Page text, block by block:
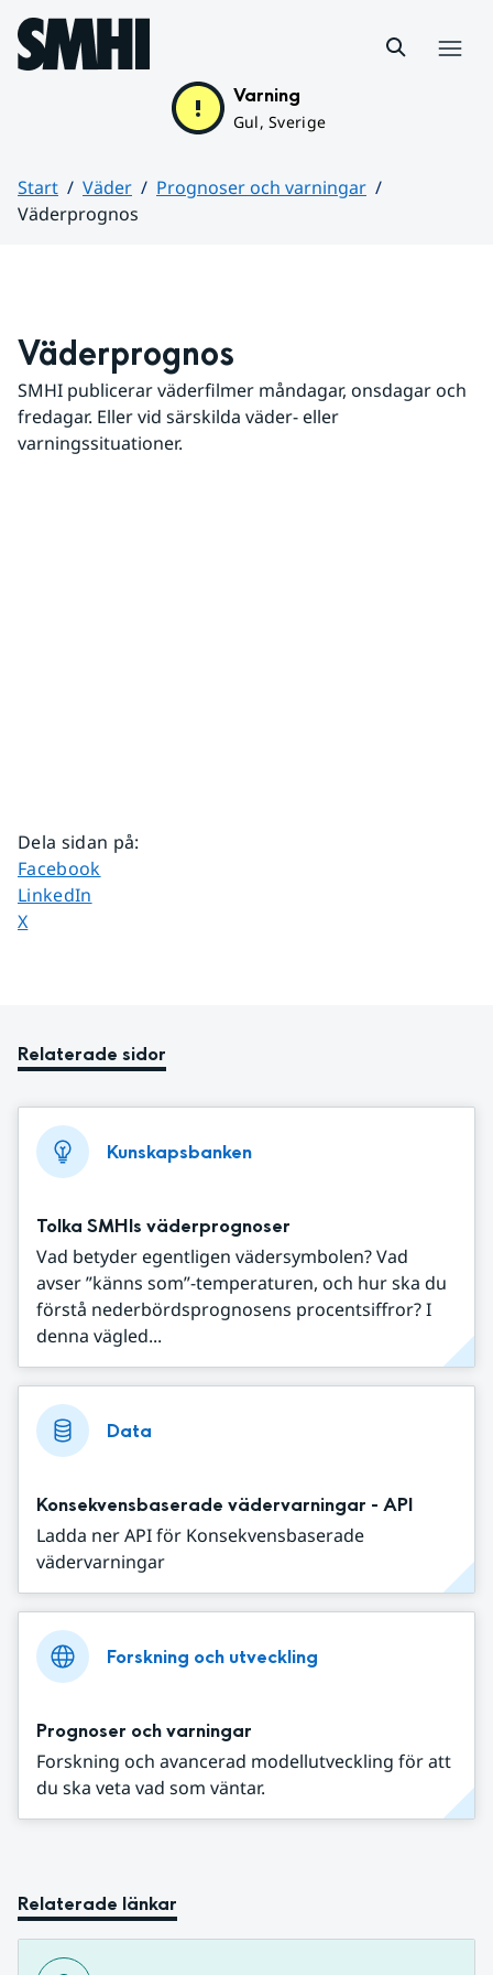
Hoppa till sidans innehåll
Varning
Gul, Sverige
Start Väder
Prognoser och varningar
Väderprognos
Väderprognos
SMHI publicerar väderfilmer måndagar, onsdagar och
fredagar. Eller vid särskilda väder- eller
varningssituationer.
Dela sidan på:
Dela sidan på
Facebook
Dela sidan på
LinkedIn
Dela sidan på
X
Relaterade sidor
Kunskapsbanken
Tolka SMHIs väderprognoser
Vad betyder egentligen vädersymbolen? Vad
avser ”känns som”-temperaturen, och hur ska du
förstå nederbördsprognosens procentsiffror? I
denna vägled...
Data
Konsekvensbaserade vädervarningar - API
Ladda ner API för Konsekvensbaserade
vädervarningar
Forskning och utveckling
Prognoser och varningar
Forskning och avancerad modellutveckling för att
du ska veta vad som väntar.
Relaterade länkar